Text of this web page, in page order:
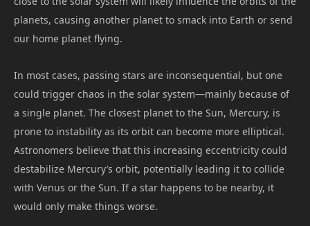
planets, causing another planet to smack into Earth or send
our home planet flying.
In most cases, passing stars are inconsequential, but one
could trigger chaos in the solar system—mainly because of
a single planet. The closest planet to the Sun, Mercury, is
prone to instability as its orbit can become more elliptical.
Astronomers believe that this increasing eccentricity could
destabilize Mercury’s orbit, potentially leading it to collide
with Venus or the Sun. If a star happens to be nearby, it
would only make things worse.